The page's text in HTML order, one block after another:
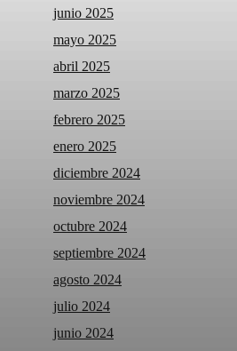
junio 2025
mayo 2025
abril 2025
marzo 2025
febrero 2025
enero 2025
diciembre 2024
noviembre 2024
octubre 2024
septiembre 2024
agosto 2024
julio 2024
junio 2024